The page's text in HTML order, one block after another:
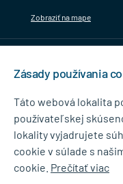
Zobraziť na mape
NEWSLETTER
Súhlasím so
Zásady ochrany
Zásady používania
Táto webová lokalita
používateľskej
lokality vyjadrujete
cookie v súlade s
cookie. Prečítať viac